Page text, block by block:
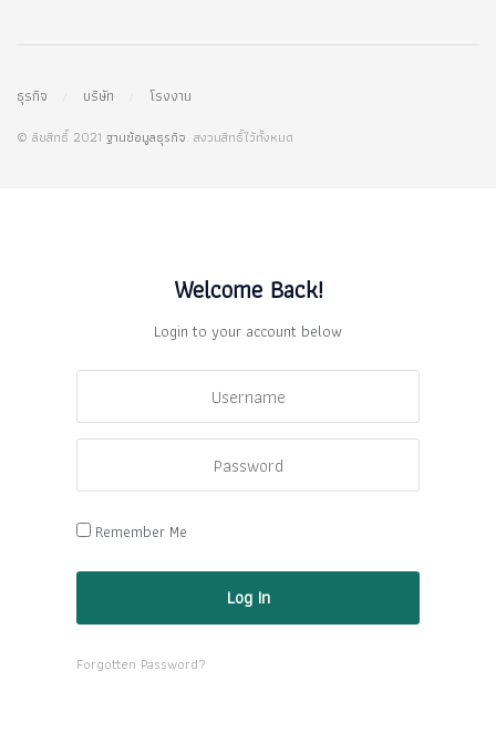
ธุรกิจ บริษัท โรงงาน
© ลิขสิทธิ์ 2021 ฐานข้อมูลธุรกิจ. สงวนสิทธิ์ไว้ทั้งหมด
Welcome Back!
Login to your account below
Remember Me
Forgotten Password?